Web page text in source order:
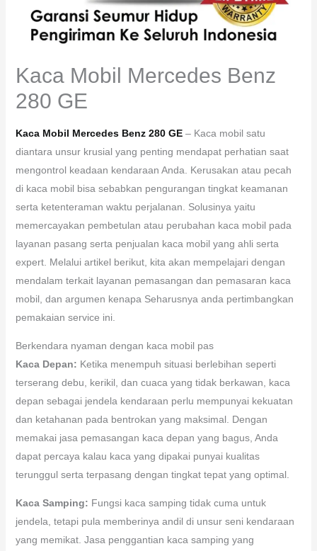
Kaca Mobil Mercedes Benz
280 GE
Kaca Mobil Mercedes Benz 280 GE – Kaca mobil satu
diantara unsur krusial yang penting mendapat perhatian saat
mengontrol keadaan kendaraan Anda. Kerusakan atau pecah
di kaca mobil bisa sebabkan pengurangan tingkat keamanan
serta ketenteraman waktu perjalanan. Solusinya yaitu
memercayakan pembetulan atau perubahan kaca mobil pada
layanan pasang serta penjualan kaca mobil yang ahli serta
expert. Melalui artikel berikut, kita akan mempelajari dengan
mendalam terkait layanan pemasangan dan pemasaran kaca
mobil, dan argumen kenapa Seharusnya anda pertimbangkan
pemakaian service ini.
Berkendara nyaman dengan kaca mobil pas
Kaca Depan: Ketika menempuh situasi berlebihan seperti
terserang debu, kerikil, dan cuaca yang tidak berkawan, kaca
depan sebagai jendela kendaraan perlu mempunyai kekuatan
dan ketahanan pada bentrokan yang maksimal. Dengan
memakai jasa pemasangan kaca depan yang bagus, Anda
dapat percaya kalau kaca yang dipakai punyai kualitas
terunggul serta terpasang dengan tingkat tepat yang optimal.
Kaca Samping: Fungsi kaca samping tidak cuma untuk
jendela, tetapi pula memberinya andil di unsur seni kendaraan
yang memikat. Jasa penggantian kaca samping yang